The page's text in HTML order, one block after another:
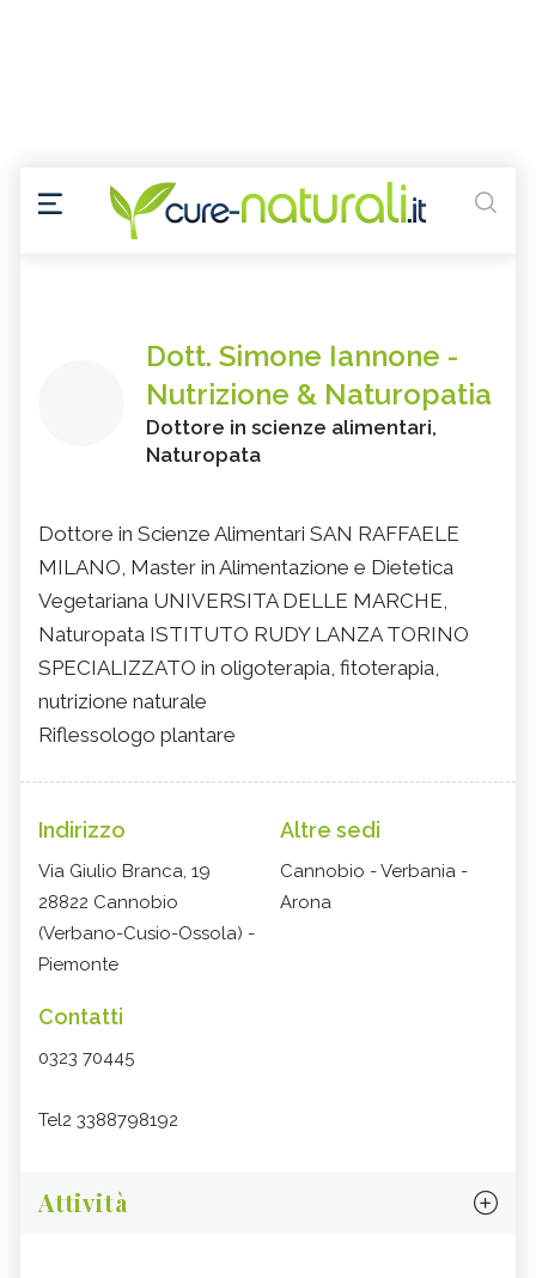
Dott. Simone Iannone -
Nutrizione & Naturopatia
Dottore in scienze alimentari,
Naturopata
Dottore in Scienze Alimentari SAN RAFFAELE
MILANO, Master in Alimentazione e Dietetica
Vegetariana UNIVERSITA DELLE MARCHE,
Naturopata ISTITUTO RUDY LANZA TORINO
SPECIALIZZATO in oligoterapia, fitoterapia,
nutrizione naturale
Riflessologo plantare
Indirizzo
Via Giulio Branca, 19
28822 Cannobio
(Verbano-Cusio-Ossola) -
Piemonte
Altre sedi
Cannobio - Verbania -
Arona
Contatti
0323 70445
Tel2 3388798192
Attività